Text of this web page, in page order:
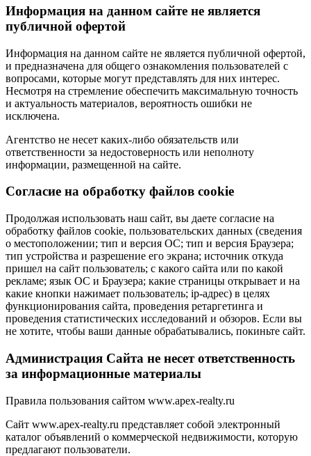
Информация на данном сайте не является
публичной офертой
Информация на данном сайте не является публичной офертой,
и предназначена для общего ознакомления пользователей с
вопросами, которые могут представлять для них интерес.
Несмотря на стремление обеспечить максимальную точность
и актуальность материалов, вероятность ошибки не
исключена.
Агентство не несет каких-либо обязательств или
ответственности за недостоверность или неполноту
информации, размещенной на сайте.
Cогласие на обработку файлов cookie
Продолжая использовать наш сайт, вы даете согласие на
обработку файлов cookie, пользовательских данных (сведения
о местоположении; тип и версия ОС; тип и версия Браузера;
тип устройства и разрешение его экрана; источник откуда
пришел на сайт пользователь; с какого сайта или по какой
рекламе; язык ОС и Браузера; какие страницы открывает и на
какие кнопки нажимает пользователь; ip-адрес) в целях
функционирования сайта, проведения ретаргетинга и
проведения статистических исследований и обзоров. Если вы
не хотите, чтобы ваши данные обрабатывались, покиньте сайт.
Администрация Сайта не несет ответственность
за информационные материалы
Правила пользования сайтом www.apex-realty.ru
Сайт www.apex-realty.ru представляет собой электронный
каталог объявлений о коммерческой недвижимости, которую
предлагают пользователи.